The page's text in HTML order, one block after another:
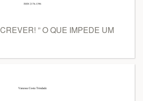
” O QUE IMPEDE UM